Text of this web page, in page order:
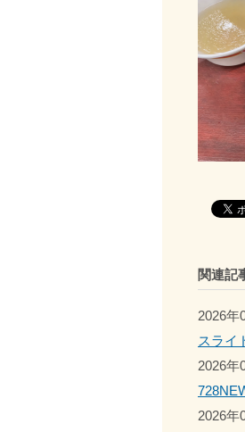
関連記
2026年
スライ
2026年
2026年